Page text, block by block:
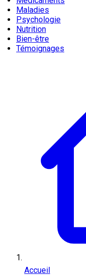
Maladies
Psychologie
Nutrition
Bien-être
Témoignages
Accueil